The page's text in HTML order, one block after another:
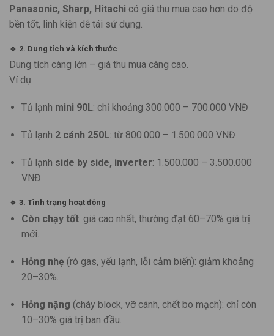
Panasonic, Sharp, Hitachi có giá thu mua cao hơn do độ
bền tốt, linh kiện dễ tái sử dụng.
🔹 2. Dung tích và kích thước
Dung tích càng lớn – giá thu mua càng cao.
Ví dụ:
Tủ lạnh mini 90L: chỉ khoảng 300.000 – 700.000 VNĐ
Tủ lạnh 2 cánh 250L: từ 800.000 – 1.500.000 VNĐ
Tủ lạnh side by side, inverter: 1.500.000 – 3.500.000
VNĐ
🔹 3. Tình trạng hoạt động
Còn chạy tốt: giá cao nhất, thường đạt 60–70% giá trị
mới.
Hỏng nhẹ (rò gas, yếu lạnh, lỗi cảm biến): giảm khoảng
20–30%.
Hỏng nặng (cháy block, vỡ cánh, chết bo mạch): chỉ còn
10–30% giá trị ban đầu.